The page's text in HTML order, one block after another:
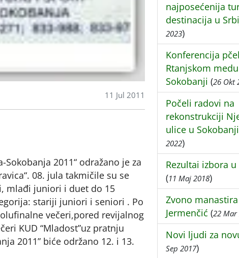
11 Jul 2011
2011“ odražano je za
08. jula takmičile su se
mlađi juniori i duet do 15
stariji juniori i seniori . Po
večeri,pored revijalnog
KUD “Mladost”uz pratnju
2011” biće održano 12. i 13.
najposećenija
destinacija u
2023)
Konferencija
Rtanjskom
Sokobanji (26 Okt
Počeli radovi na
rekonstrukciji
ulice u Sokobanji
2022)
Rezultai izbora
(11 Maj 2018)
Zvono manastira
Jermenčić (22 Mar
Novi ljudi za
Sep 2017)